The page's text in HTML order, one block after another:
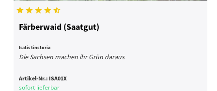
Färberwaid (Saatgut)
Isatis tinctoria
Die Sachsen machen ihr Grün daraus
Artikel-Nr.: ISA01X
sofort lieferbar